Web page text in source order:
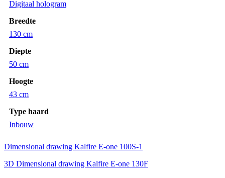
Digitaal hologram
Breedte
130 cm
Diepte
50 cm
Hoogte
43 cm
Type haard
Inbouw
Dimensional drawing Kalfire E-one 100S-1
3D Dimensional drawing Kalfire E-one 130F